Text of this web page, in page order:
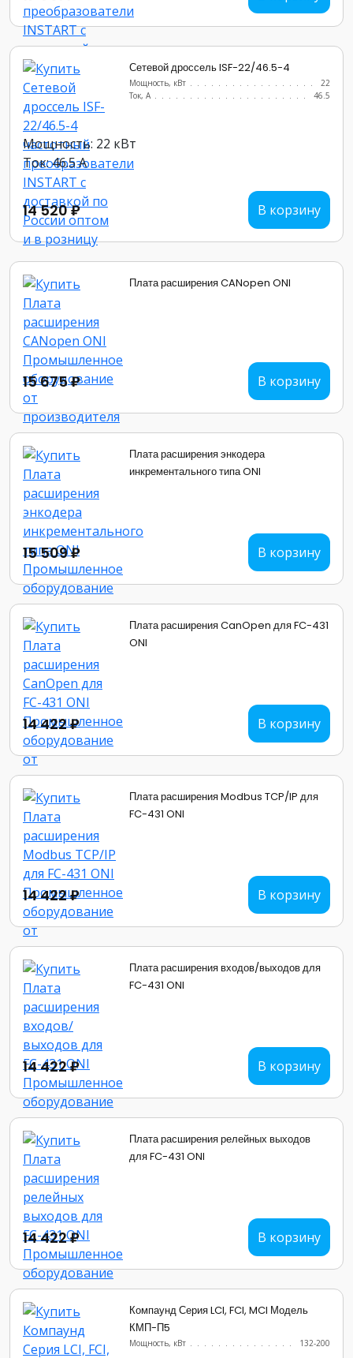
Сетевой дроссель ISF-22/46.5-4
Мощность, кВт
22
Ток, А
46.5
Мощность: 22 кВт
Ток: 46.5 А
14 520 ₽ В корзину
Плата расширения CANopen ONI
15 675 ₽ В корзину
Плата расширения энкодера
инкрементального типа ONI
15 509 ₽ В корзину
Плата расширения CanOpen для FC-431
ONI
14 422 ₽ В корзину
Плата расширения Modbus TCP/IP для
FC-431 ONI
14 422 ₽ В корзину
Плата расширения входов/выходов для
FC-431 ONI
14 422 ₽ В корзину
Плата расширения релейных выходов
для FC-431 ONI
14 422 ₽ В корзину
Компаунд Серия LCI, FCI, MCI Модель
КМП-П5
Мощность, кВт 132-200